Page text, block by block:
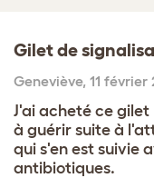
Gilet de
Geneviève, 11 février
J'ai acheté ce
à guérir suite à
qui s'en est suivie
antibiotiques.